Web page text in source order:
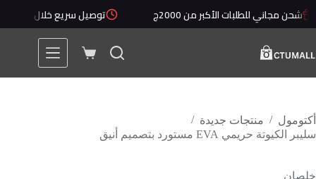
للطلبات الأكبر من 2000ج توصيل سريع خلال 1 - 5 أيام
أكتومول / منتجات جديدة /
سليبر الكيوتة حريمي EVA مستورد بتصميم أنيق
خلصان